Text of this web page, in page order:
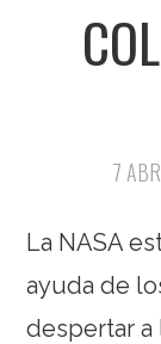
7
La NASA
ayuda de
despertar a